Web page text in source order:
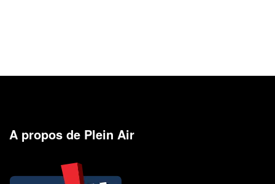
A propos de Plein Air